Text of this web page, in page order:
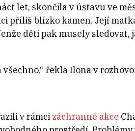
let, skončila v ústavu ve
příliš blízko kamen. Její
děti pak musely
všechno,“ řekla Ilona v
v rámci záchranné akce